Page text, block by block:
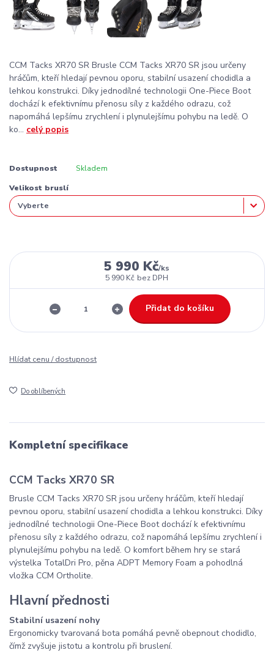
CCM Tacks XR70 SR Brusle CCM Tacks XR70 SR jsou určeny
hráčům, kteří hledají pevnou oporu, stabilní usazení chodidla a
lehkou konstrukci. Díky jednodílné technologii One-Piece Boot
dochází k efektivnímu přenosu síly z každého odrazu, což
napomáhá lepšímu zrychlení i plynulejšímu pohybu na ledě. O
ko... celý popis
Dostupnost Skladem
Velikost bruslí
5 990 Kč/ks
5 990 Kč bez DPH
Přidat do košíku
Hlídat cenu / dostupnost
Do oblíbených
Kompletní specifikace
CCM Tacks XR70 SR
Brusle CCM Tacks XR70 SR jsou určeny hráčům, kteří hledají
pevnou oporu, stabilní usazení chodidla a lehkou konstrukci. Díky
jednodílné technologii One-Piece Boot dochází k efektivnímu
přenosu síly z každého odrazu, což napomáhá lepšímu zrychlení i
plynulejšímu pohybu na ledě. O komfort během hry se stará
výstelka TotalDri Pro, pěna ADPT Memory Foam a pohodlná
vložka CCM Ortholite.
Hlavní přednosti
Stabilní usazení nohy
Ergonomicky tvarovaná bota pomáhá pevně obepnout chodidlo,
čímž zvyšuje jistotu a kontrolu při bruslení.